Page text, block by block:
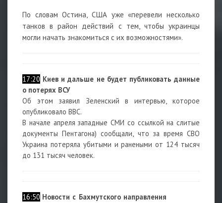
По словам Остина, США уже «перевели несколько
танков в район действий с тем, чтобы украинцы
могли начать знакомиться с их возможностями».
17:20 Киев и дальше не будет публиковать данные
о потерях ВСУ
Об этом заявил Зеленский в интервью, которое
опубликовало ВВС.
В начале апреля западные СМИ со ссылкой на слитые
документы Пентагона) сообщали, что за время СВО
Украина потеряла убитыми и ранеными от 124 тысяч
до 131 тысяч человек.
16:50 Новости с Бахмутского направления